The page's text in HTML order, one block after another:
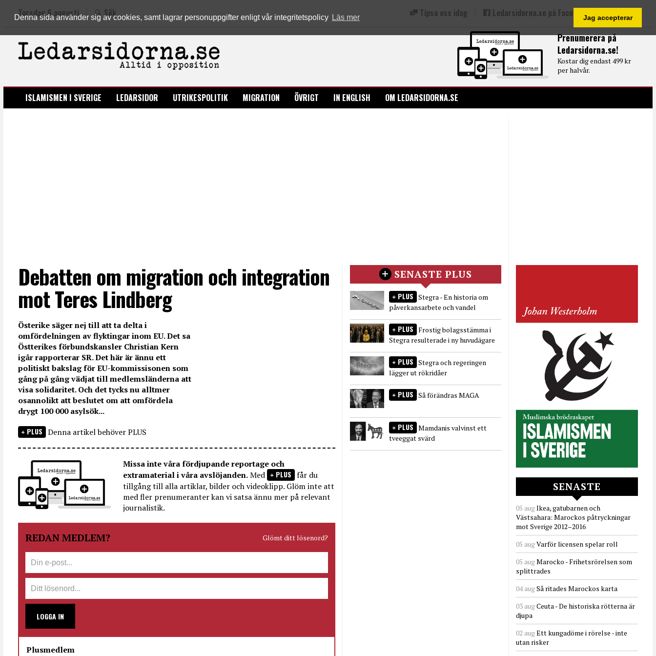
Denna sida använder sig av cookies, samt lagrar personuppgifter enligt vår integritetspolicy Läs mer Jag accepterar
Prenumerera på
Ledarsidorna.se!
Kostar dig endast 499 kr
per halvår.
Torsdag 6 augusti Sök Tipsa oss idag Ledarsidorna.se på Facebook
LEDARSIDORNA.SE
ISLAMISMEN I SVERIGE LEDARSIDOR UTRIKESPOLITIK MIGRATION ÖVRIGT IN ENGLISH OM LEDARSIDORNA.SE
Debatten om migration och integration
mot Teres Lindberg
Österike säger nej till att ta delta i
omfördelningen av flyktingar inom EU. Det sa
Östterikes förbundskansler Christian Kern
igår rapporterar SR. Det här är ännu ett
politiskt bakslag för EU-kommissisonen som
gång på gång vädjat till medlemsländerna att
visa solidaritet. Och det tycks nu alltmer
osannolikt att beslutet om att omfördela
drygt 100 000 asylsök...
PLUS Denna artikel behöver PLUS
Missa inte våra fördjupande reportage och
extramaterial i våra avslöjanden.Med PLUS får du
tillgång till alla artiklar, bilder och videoklipp. Glöm inte att
med fler prenumeranter kan vi satsa ännu mer på relevant
journalistik.
REDAN MEDLEM? Glömt ditt lösenord?
LOGGA IN
Plusmedlem
SENASTE PLUS
PLUS Stegra - En historia om
påverkansarbete och vandel
PLUS Frostig bolagsstämma i
Stegra resulterade i ny huvudägare
PLUS Stegra och regeringen
lägger ut rökridåer
PLUS Så förändras MAGA
PLUS Mamdanis valvinst ett
tveeggat svärd
SENASTE
05 augIkea, gatubarnen och
Västsahara: Marockos påtryckningar
mot Sverige 2012–2016
05 augVarför licensen spelar roll
05 augMarocko - Frihetsrörelsen som
splittrades
04 augSå ritades Marockos karta
03 augCeuta - De historiska rötterna är
djupa
02 augEtt kungadöme i rörelse - inte
utan risker